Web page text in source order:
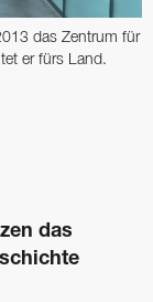
das Zentrum für
er fürs Land.
das